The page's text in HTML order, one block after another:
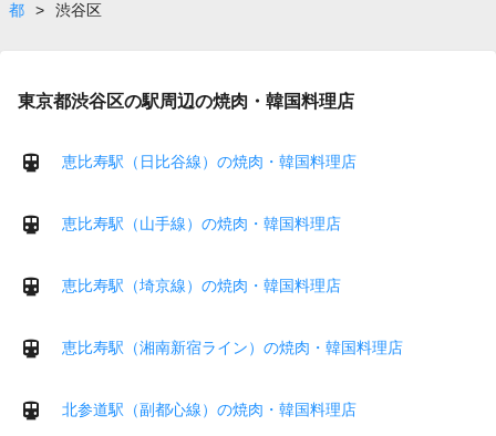
都
> 渋谷区
東京都渋谷区の駅周辺の焼肉・韓国料理店
恵比寿駅（日比谷線）の焼肉・韓国料理店
恵比寿駅（山手線）の焼肉・韓国料理店
恵比寿駅（埼京線）の焼肉・韓国料理店
恵比寿駅（湘南新宿ライン）の焼肉・韓国料理店
北参道駅（副都心線）の焼肉・韓国料理店